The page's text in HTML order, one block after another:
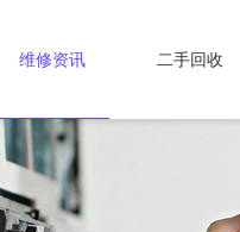
维修资讯 二手回收